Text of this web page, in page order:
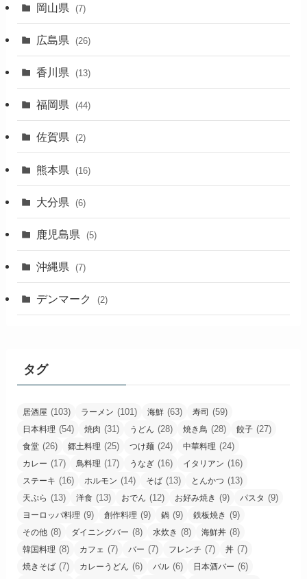
(1)
岡山県 (7)
広島県 (26)
香川県 (13)
福岡県 (44)
佐賀県 (2)
熊本県 (16)
大分県 (6)
鹿児島県 (5)
沖縄県 (7)
デンマーク (2)
タグ
居酒屋 (103) ラーメン (101) 海鮮 (63) 寿司 (59)
日本料理 (54) 焼肉 (31) うどん (28) 焼き鳥 (28) 餃子 (27)
食堂 (26) 郷土料理 (25) つけ麺 (24) 中華料理 (24)
カレー (17) 鳥料理 (17) うなぎ (16) イタリアン (16)
ステーキ (16) ホルモン (14) そば (13) とんかつ (13)
天ぷら (13) 洋食 (13) おでん (12) お好み焼き (9) パスタ (9)
ヨーロッパ料理 (9) 創作料理 (9) 鍋 (9) 鉄板焼き (9)
その他 (8) ダイニングバー (8) 水炊き (8) 海鮮丼 (8)
韓国料理 (8) カフェ (7) バー (7) フレンチ (7) 丼 (7)
焼きそば (7) カレーうどん (6) バル (6) 日本酒バー (6)